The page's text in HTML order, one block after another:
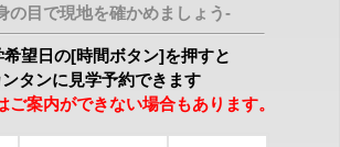
の目で現地を確かめましょう-
希望日の[時間ボタン]を押すと
ンタンに見学予約できます
ご案内ができない場合もあります。